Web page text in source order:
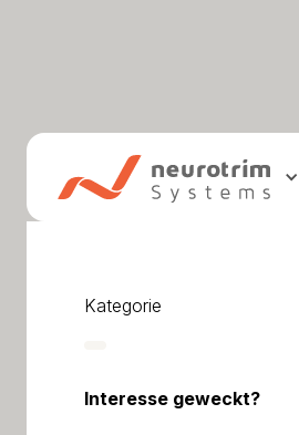
Kategorie
Interesse geweckt?